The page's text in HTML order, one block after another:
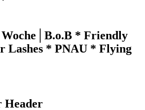
* Friendly
Lashes * PNAU * Flying
Header